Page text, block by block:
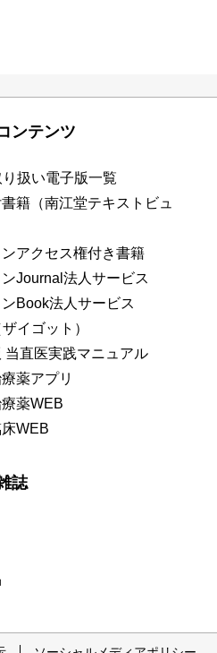
ンテンツ
扱い電子版一覧
籍（南江堂テキストビュ
アクセス権付き書籍
Journal法人サービス
Book法人サービス
イゴット）
当直医実践マニュアル
薬アプリ
薬WEB
WEB
誌